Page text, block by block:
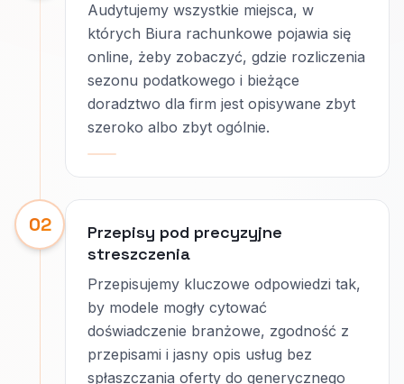
Audytujemy wszystkie miejsca, w
których Biura rachunkowe pojawia się
online, żeby zobaczyć, gdzie rozliczenia
sezonu podatkowego i bieżące
doradztwo dla firm jest opisywane zbyt
szeroko albo zbyt ogólnie.
02
Przepisy pod precyzyjne
streszczenia
Przepisujemy kluczowe odpowiedzi tak,
by modele mogły cytować
doświadczenie branżowe, zgodność z
przepisami i jasny opis usług bez
spłaszczania oferty do generycznego